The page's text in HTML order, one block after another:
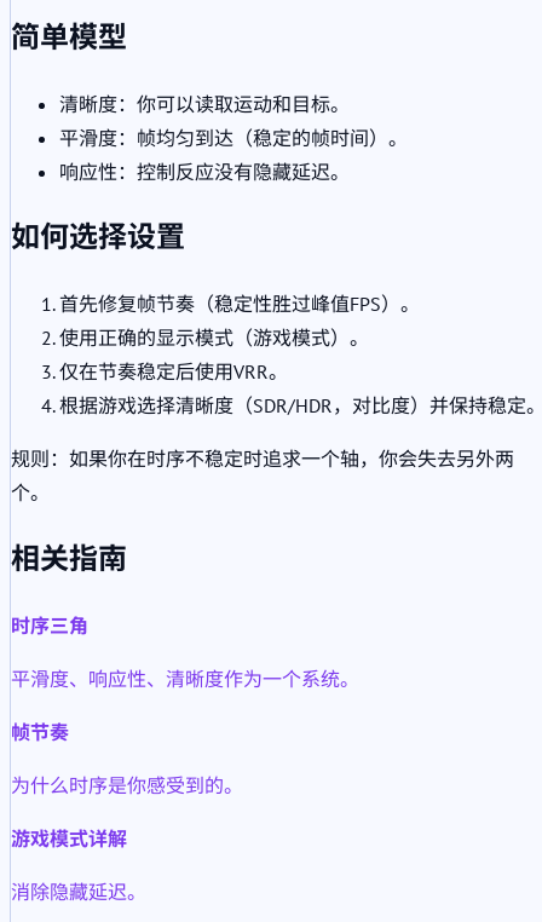
简单模型
清晰度：你可以读取运动和目标。
平滑度：帧均匀到达（稳定的帧时间）。
响应性：控制反应没有隐藏延迟。
如何选择设置
首先修复帧节奏（稳定性胜过峰值FPS）。
使用正确的显示模式（游戏模式）。
仅在节奏稳定后使用VRR。
根据游戏选择清晰度（SDR/HDR，对比度）并保持稳定
规则：如果你在时序不稳定时追求一个轴，你会失去另外两
个。
相关指南
时序三角
平滑度、响应性、清晰度作为一个系统。
帧节奏
为什么时序是你感受到的。
游戏模式详解
消除隐藏延迟。